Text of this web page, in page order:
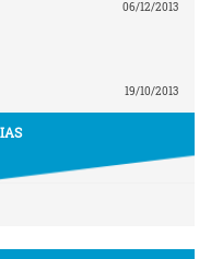
06/12/2013
19/10/2013